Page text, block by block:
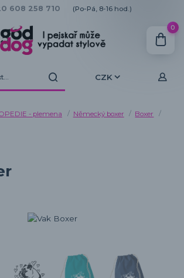
CZK
608 258 710 (Po-Pá, 8-16 hod.)
0
- plemena Německý boxer
Boxer